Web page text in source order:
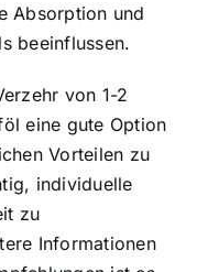
Absorption und
beeinflussen.
von 1-2
eine gute Option
Vorteilen zu
individuelle
zu
Informationen